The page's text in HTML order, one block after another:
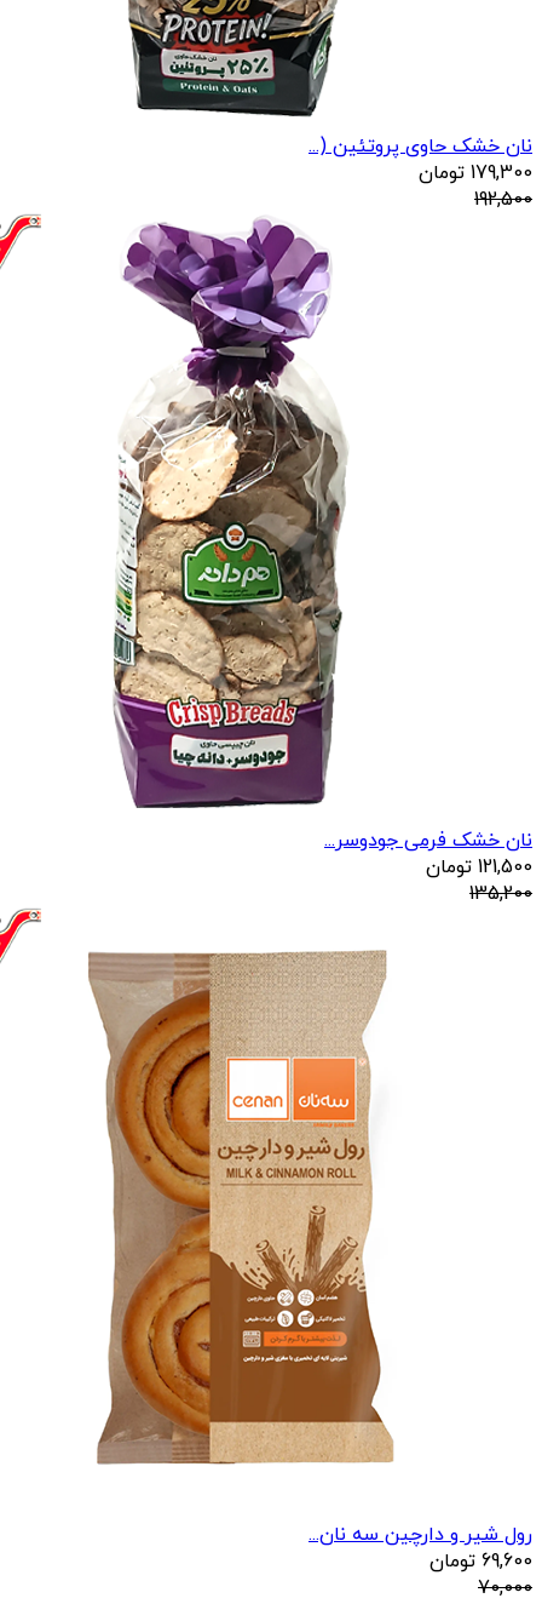
نان خشک حاوی پروتئین (...
179,300 تومان
192,500
نان خشک فرمی جودوسر...
121,500 تومان
135,200
رول شیر و دارچین سه نان...
69,600 تومان
70,000